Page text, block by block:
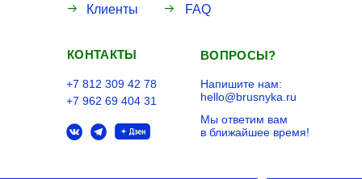
Клиенты
FAQ
Напишите нам:
hello@brusnyka.ru
Мы ответим вам
в ближайшее время!
КОНТАКТЫ ВОПРОСЫ?
+7 812 309 42 78
+7 962 69 404 31